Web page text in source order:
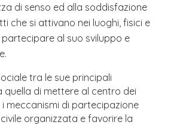
di senso ed alla soddisfazione
che si attivano nei luoghi, fisici e
al suo sviluppo e
tra le sue principali
quella di mettere al centro dei
i meccanismi di partecipazione
organizzata e favorire la